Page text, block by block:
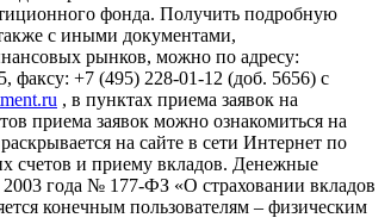
фонда. Получить подробную
с иными документами,
рынков, можно по адресу:
факсу: +7 (495) 228-01-12 (доб. 5656) с
, в пунктах приема заявок на
приема заявок можно ознакомиться на
на сайте в сети Интернет по
счетов и приему вкладов. Денежные
2003 года № 177-ФЗ «О страховании вкладов
конечным пользователям – физическим